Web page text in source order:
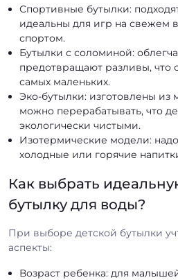
Спортивные бутылки:
идеальны для игр на свежем
спортом.
Бутылки с соломиной:
предотвращают разливы, что
самых маленьких.
Эко-бутылки: изготовлены из
можно перерабатывать, что
экологически чистыми.
Изотермические модели:
холодные или горячие
Как выбрать
бутылку для воды?
При выборе детской бутылки
аспекты:
Возраст ребенка: для